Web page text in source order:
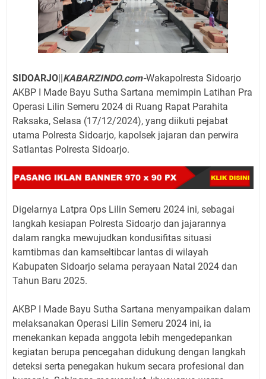
SIDOARJO KABARZINDO.com-Wakapolresta Sidoarjo
AKBP I Made Bayu Sutha Sartana memimpin Latihan Pra
Operasi Lilin Semeru 2024 di Ruang Rapat Parahita
Raksaka, Selasa (17/12/2024), yang diikuti pejabat
utama Polresta Sidoarjo, kapolsek jajaran dan perwira
Satlantas Polresta Sidoarjo.
Digelarnya Latpra Ops Lilin Semeru 2024 ini, sebagai
langkah kesiapan Polresta Sidoarjo dan jajarannya
dalam rangka mewujudkan kondusifitas situasi
kamtibmas dan kamseltibcar lantas di wilayah
Kabupaten Sidoarjo selama perayaan Natal 2024 dan
Tahun Baru 2025.
AKBP I Made Bayu Sutha Sartana menyampaikan dalam
melaksanakan Operasi Lilin Semeru 2024 ini, ia
menekankan kepada anggota lebih mengedepankan
kegiatan berupa pencegahan didukung dengan langkah
deteksi serta penegakan hukum secara profesional dan